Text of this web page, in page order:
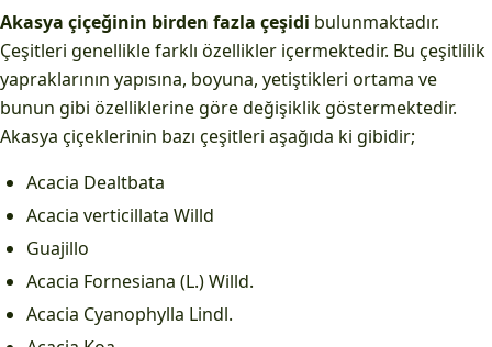
Akasya çiçeğinin birden fazla çeşidi bulunmaktadır.
Çeşitleri genellikle farklı özellikler içermektedir. Bu çeşitlilik
yapraklarının yapısına, boyuna, yetiştikleri ortama ve
bunun gibi özelliklerine göre değişiklik göstermektedir.
Akasya çiçeklerinin bazı çeşitleri aşağıda ki gibidir;
Acacia Dealtbata
Acacia verticillata Willd
Guajillo
Acacia Fornesiana (L.) Willd.
Acacia Cyanophylla Lindl.